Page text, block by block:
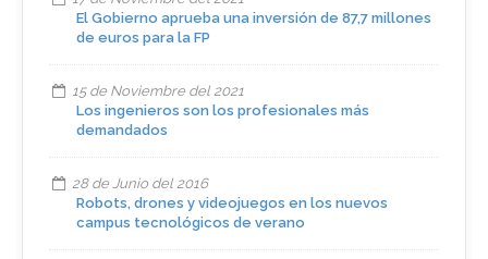
El Gobierno aprueba una inversión de 87,7 millones
de euros para la FP
15 de Noviembre del 2021
Los ingenieros son los profesionales más
demandados
28 de Junio del 2016
Robots, drones y videojuegos en los nuevos
campus tecnológicos de verano